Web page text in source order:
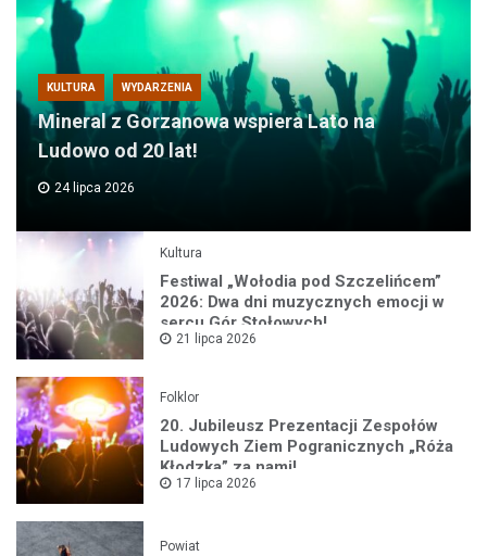
KULTURA WYDARZENIA
Mineral z Gorzanowa wspiera Lato na
Ludowo od 20 lat!
24 lipca 2026
Kultura
Festiwal „Wołodia pod Szczelińcem”
2026: Dwa dni muzycznych emocji w
sercu Gór Stołowych!
21 lipca 2026
Folklor
20. Jubileusz Prezentacji Zespołów
Ludowych Ziem Pogranicznych „Róża
Kłodzka” za nami!
17 lipca 2026
Powiat